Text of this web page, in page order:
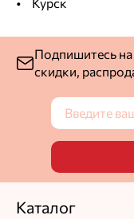
Курск
Подпишитесь на
скидки,
Каталог